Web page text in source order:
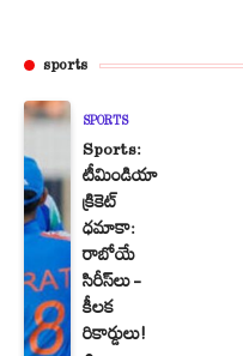
sports
SPORTS
Sports:
టీమిండియా
క్రికెట్
ధమాకా:
రాబోయే
సిరీస్‌లు –
కీలక
రికార్డులు!